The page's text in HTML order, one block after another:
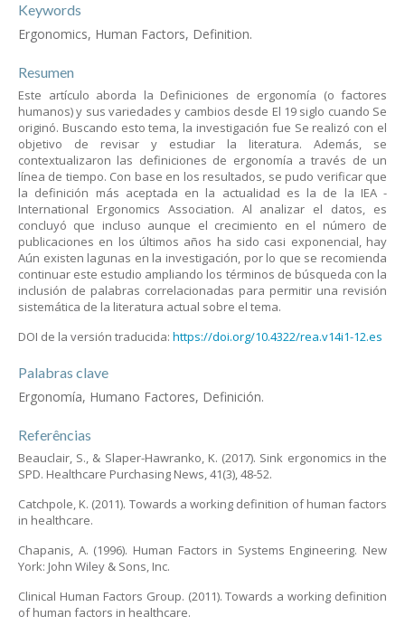
Keywords
Ergonomics, Human Factors, Definition.
Resumen
Este artículo aborda la Definiciones de ergonomía (o factores
humanos) y sus variedades y cambios desde El 19 siglo cuando Se
originó. Buscando esto tema, la investigación fue Se realizó con el
objetivo de revisar y estudiar la literatura. Además, se
contextualizaron las definiciones de ergonomía a través de un
línea de tiempo. Con base en los resultados, se pudo verificar que
la definición más aceptada en la actualidad es la de la IEA -
International Ergonomics Association. Al analizar el datos, es
concluyó que incluso aunque el crecimiento en el número de
publicaciones en los últimos años ha sido casi exponencial, hay
Aún existen lagunas en la investigación, por lo que se recomienda
continuar este estudio ampliando los términos de búsqueda con la
inclusión de palabras correlacionadas para permitir una revisión
sistemática de la literatura actual sobre el tema.
DOI de la versión traducida: https://doi.org/10.4322/rea.v14i1-12.es
Palabras clave
Ergonomía, Humano Factores, Definición.
Referências
Beauclair, S., & Slaper-Hawranko, K. (2017). Sink ergonomics in the
SPD. Healthcare Purchasing News, 41(3), 48-52.
Catchpole, K. (2011). Towards a working definition of human factors
in healthcare.
Chapanis, A. (1996). Human Factors in Systems Engineering. New
York: John Wiley & Sons, Inc.
Clinical Human Factors Group. (2011). Towards a working definition
of human factors in healthcare.